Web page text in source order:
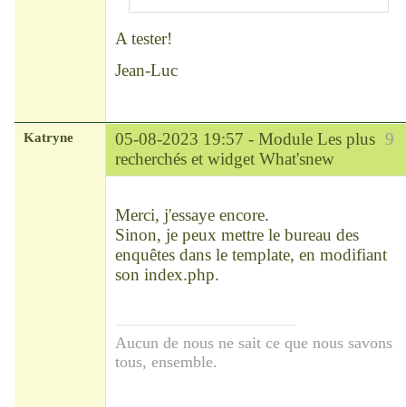
tablediv"><span
<b>Personnes</b></span><br
<div
style="float:left;margin-
right:10px;width:80px;text-
align:center">
<br />
<div class="titlebox
tablediv"><span
class="subhead"><b>Bureau
des enquêtes
<div
style="float:left;margin-
A tester!
Jean-Luc
9
Katryne 05-08-2023 19:57 - Module Les plus
recherchés et widget What'snew
Merci, j'essaye encore.
Sinon, je peux mettre le bureau des
enquêtes dans le template, en modifiant
son index.php.
Aucun de nous ne sait ce que nous savons
tous, ensemble.